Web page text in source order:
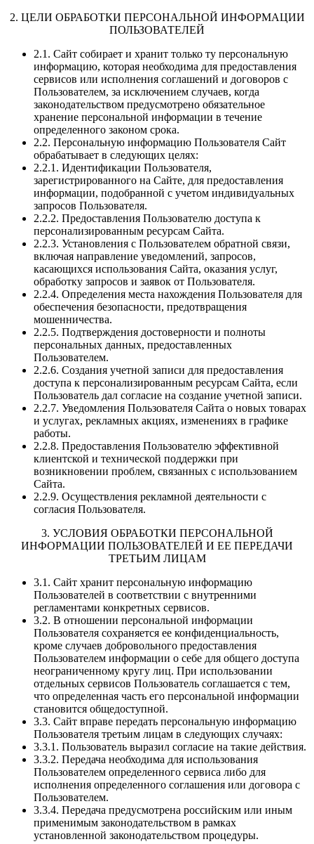
2. ЦЕЛИ ОБРАБОТКИ ПЕРСОНАЛЬНОЙ ИНФОРМАЦИИ
ПОЛЬЗОВАТЕЛЕЙ
2.1. Сайт собирает и хранит только ту персональную
информацию, которая необходима для предоставления
сервисов или исполнения соглашений и договоров с
Пользователем, за исключением случаев, когда
законодательством предусмотрено обязательное
хранение персональной информации в течение
определенного законом срока.
2.2. Персональную информацию Пользователя Сайт
обрабатывает в следующих целях:
2.2.1. Идентификации Пользователя,
зарегистрированного на Сайте, для предоставления
информации, подобранной с учетом индивидуальных
запросов Пользователя.
2.2.2. Предоставления Пользователю доступа к
персонализированным ресурсам Сайта.
2.2.3. Установления с Пользователем обратной связи,
включая направление уведомлений, запросов,
касающихся использования Сайта, оказания услуг,
обработку запросов и заявок от Пользователя.
2.2.4. Определения места нахождения Пользователя для
обеспечения безопасности, предотвращения
мошенничества.
2.2.5. Подтверждения достоверности и полноты
персональных данных, предоставленных
Пользователем.
2.2.6. Создания учетной записи для предоставления
доступа к персонализированным ресурсам Сайта, если
Пользователь дал согласие на создание учетной записи.
2.2.7. Уведомления Пользователя Сайта о новых товарах
и услугах, рекламных акциях, изменениях в графике
работы.
2.2.8. Предоставления Пользователю эффективной
клиентской и технической поддержки при
возникновении проблем, связанных с использованием
Сайта.
2.2.9. Осуществления рекламной деятельности с
согласия Пользователя.
3. УСЛОВИЯ ОБРАБОТКИ ПЕРСОНАЛЬНОЙ
ИНФОРМАЦИИ ПОЛЬЗОВАТЕЛЕЙ И ЕЕ ПЕРЕДАЧИ
ТРЕТЬИМ ЛИЦАМ
3.1. Сайт хранит персональную информацию
Пользователей в соответствии с внутренними
регламентами конкретных сервисов.
3.2. В отношении персональной информации
Пользователя сохраняется ее конфиденциальность,
кроме случаев добровольного предоставления
Пользователем информации о себе для общего доступа
неограниченному кругу лиц. При использовании
отдельных сервисов Пользователь соглашается с тем,
что определенная часть его персональной информации
становится общедоступной.
3.3. Сайт вправе передать персональную информацию
Пользователя третьим лицам в следующих случаях:
3.3.1. Пользователь выразил согласие на такие действия.
3.3.2. Передача необходима для использования
Пользователем определенного сервиса либо для
исполнения определенного соглашения или договора с
Пользователем.
3.3.4. Передача предусмотрена российским или иным
применимым законодательством в рамках
установленной законодательством процедуры.